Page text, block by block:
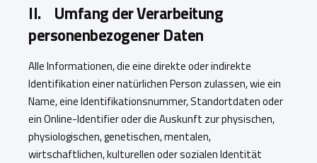
II. Umfang der Verarbeitung
personenbezogener Daten
Alle Informationen, die eine direkte oder indirekte
Identifikation einer natürlichen Person zulassen, wie ein
Name, eine Identifikationsnummer, Standortdaten oder
ein Online-Identifier oder die Auskunft zur physischen,
physiologischen, genetischen, mentalen,
wirtschaftlichen, kulturellen oder sozialen Identität